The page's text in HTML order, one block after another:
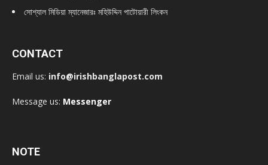
সোশ্যাল মিডিয়া ম্যানেজারঃ মহিউদ্দিন পাটোয়ারী লিংকন
CONTACT
Email us: info@irishbanglapost.com
Message us: Messenger
NOTE